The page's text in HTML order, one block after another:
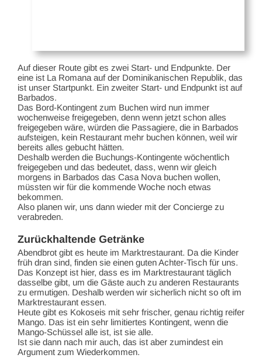
Auf dieser Route gibt es zwei Start- und Endpunkte. Der
eine ist La Romana auf der Dominikanischen Republik, das
ist unser Startpunkt. Ein zweiter Start- und Endpunkt ist auf
Barbados.
Das Bord-Kontingent zum Buchen wird nun immer
wochenweise freigegeben, denn wenn jetzt schon alles
freigegeben wäre, würden die Passagiere, die in Barbados
aufsteigen, kein Restaurant mehr buchen können, weil wir
bereits alles gebucht hätten.
Deshalb werden die Buchungs-Kontingente wöchentlich
freigegeben und das bedeutet, dass, wenn wir gleich
morgens in Barbados das Casa Nova buchen wollen,
müssten wir für die kommende Woche noch etwas
bekommen.
Also planen wir, uns dann wieder mit der Concierge zu
verabreden.
Zurückhaltende Getränke
Abendbrot gibt es heute im Marktrestaurant. Da die Kinder
früh dran sind, finden sie einen guten Achter-Tisch für uns.
Das Konzept ist hier, dass es im Marktrestaurant täglich
dasselbe gibt, um die Gäste auch zu anderen Restaurants
zu ermutigen. Deshalb werden wir sicherlich nicht so oft im
Marktrestaurant essen.
Heute gibt es Kokoseis mit sehr frischer, genau richtig reifer
Mango. Das ist ein sehr limitiertes Kontingent, wenn die
Mango-Schüssel alle ist, ist sie alle.
Ist sie dann nach mir auch, das ist aber zumindest ein
Argument zum Wiederkommen.